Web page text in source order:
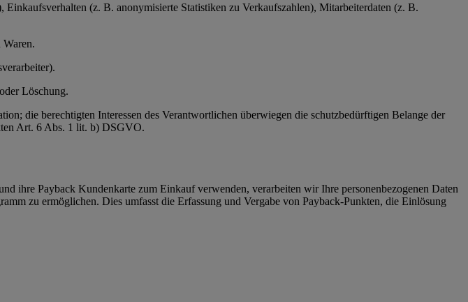
(z. B. anonymisierte Statistiken zu Verkaufszahlen), Mitarbeiterdaten (z. B.
Löschung.
die berechtigten Interessen des Verantwortlichen überwiegen die schutzbedürftigen Belange der
Art. 6 Abs. 1 lit. b) DSGVO.
ihre Payback Kundenkarte zum Einkauf verwenden, verarbeiten wir Ihre personenbezogenen Daten
zu ermöglichen. Dies umfasst die Erfassung und Vergabe von Payback-Punkten, die Einlösung